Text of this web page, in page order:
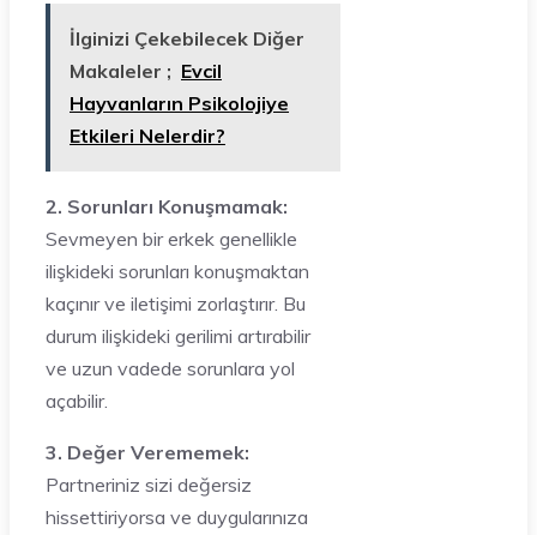
İlginizi Çekebilecek Diğer
Makaleler ; Evcil
Hayvanların Psikolojiye
Etkileri Nelerdir?
2. Sorunları Konuşmamak:
Sevmeyen bir erkek genellikle
ilişkideki sorunları konuşmaktan
kaçınır ve iletişimi zorlaştırır. Bu
durum ilişkideki gerilimi artırabilir
ve uzun vadede sorunlara yol
açabilir.
3. Değer Verememek:
Partneriniz sizi değersiz
hissettiriyorsa ve duygularınıza